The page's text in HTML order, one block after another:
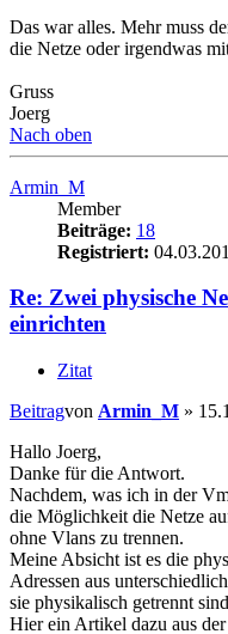
Das war alles. Mehr muss
die Netze oder irgendwas
Gruss
Joerg
Nach oben
Armin_M
Member
Beiträge: 18
Registriert:
Re: Zwei physische
einrichten
Zitat
Beitragvon Armin_M »
Hallo Joerg,
Danke für die Antwort.
Nachdem, was ich in der
die Möglichkeit die Netze
ohne Vlans zu trennen.
Meine Absicht ist es die
Adressen aus
sie physikalisch getrennt
Hier ein Artikel dazu aus